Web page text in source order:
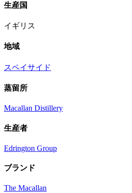
生産国
イギリス
地域
スペイサイド
蒸留所
Macallan Distillery
生産者
Edrington Group
ブランド
The Macallan